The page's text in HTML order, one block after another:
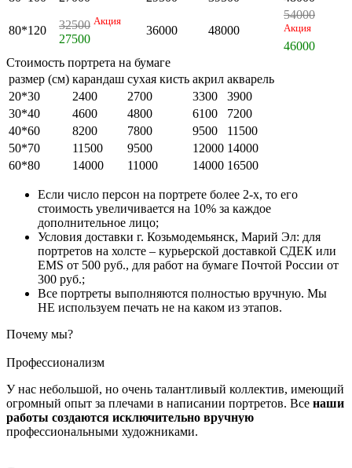
80*120 32500 Акция
27500
36000 48000
54000
Акция
46000
Стоимость портрета на бумаге
размер (см) карандаш сухая кисть акрил акварель
20*30
2400 2700 3300
3900
30*40
4600 4800 6100
7200
40*60
8200 7800 9500
11500
50*70
11500 9500 12000 14000
60*80
14000 11000 14000 16500
Если число персон на портрете более 2-х, то его
стоимость увеличивается на 10% за каждое
дополнительное лицо;
Условия доставки г. Козьмодемьянск, Марий Эл: для
портретов на холсте – курьерской доставкой СДЕК или
EMS от 500 руб., для работ на бумаге Почтой России от
300 руб.;
Все портреты выполняются полностью вручную. Мы
НЕ используем печать не на каком из этапов.
Почему мы?
Профессионализм
У нас небольшой, но очень талантливый коллектив, имеющий
огромный опыт за плечами в написании портретов. Все наши
работы создаются исключительно вручную
профессиональными художниками.